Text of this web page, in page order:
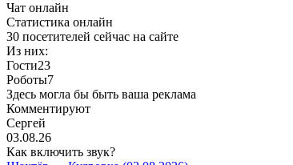
Чат онлайн
Cтатистика онлайн
30 посетителей сейчас на сайте
Из них:
Гости23
Роботы7
Здесь могла бы быть ваша реклама
Комментируют
Сергей
03.08.26
Как включить звук?